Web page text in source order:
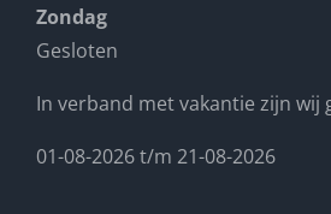
Zondag
Gesloten
In verband met vakantie zijn wij
01-08-2026 t/m 21-08-2026